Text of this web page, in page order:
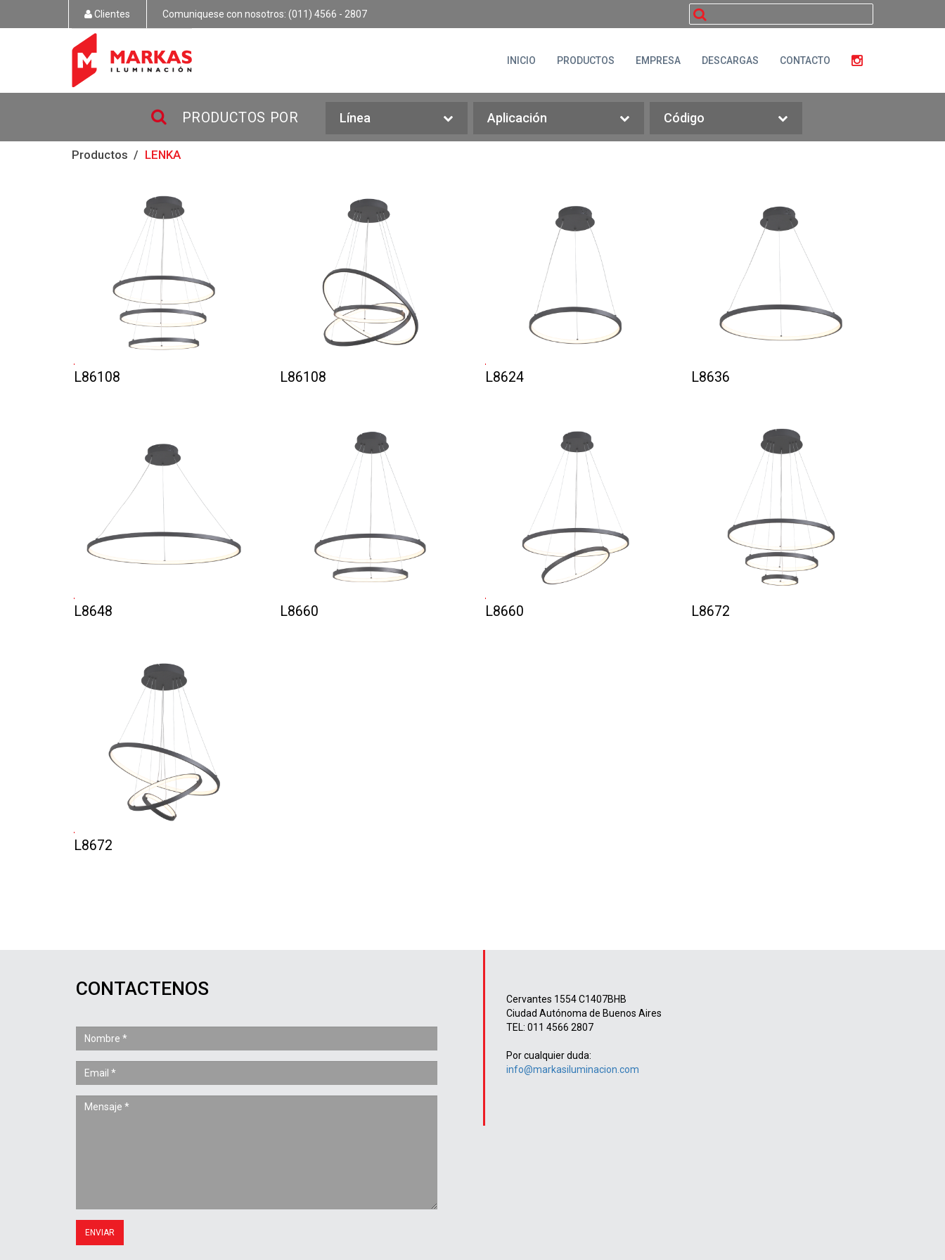
Clientes Comuniquese con nosotros: (011) 4566 - 2807 buscar
INICIO PRODUCTOS EMPRESA DESCARGAS CONTACTO
PRODUCTOS POR Línea Aplicación Código
Productos LENKA
L86108 L86108 L8624 L8636
L8648 L8660 L8660 L8672
L8672
CONTACTENOS
Cervantes 1554 C1407BHB
Ciudad Autónoma de Buenos Aires
TEL: 011 4566 2807
Por cualquier duda:
info@markasiluminacion.com